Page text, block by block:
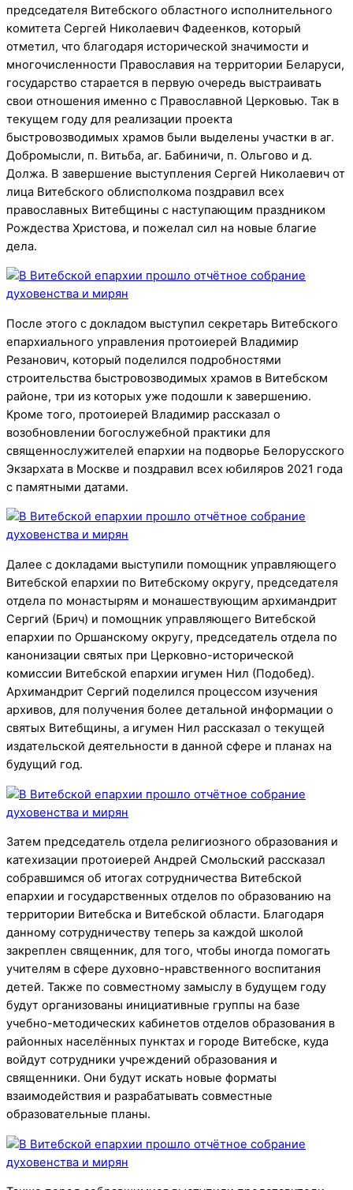
председателя Витебского областного исполнительного
комитета Сергей Николаевич Фадеенков, который
отметил, что благодаря исторической значимости и
многочисленности Православия на территории Беларуси,
государство старается в первую очередь выстраивать
свои отношения именно с Православной Церковью. Так в
текущем году для реализации проекта
быстровозводимых храмов были выделены участки в аг.
Добромысли, п. Витьба, аг. Бабиничи, п. Ольгово и д.
Должа. В завершение выступления Сергей Николаевич от
лица Витебского облисполкома поздравил всех
православных Витебщины с наступающим праздником
Рождества Христова, и пожелал сил на новые благие
дела.
После этого с докладом выступил секретарь Витебского
епархиального управления протоиерей Владимир
Резанович, который поделился подробностями
строительства быстровозводимых храмов в Витебском
районе, три из которых уже подошли к завершению.
Кроме того, протоиерей Владимир рассказал о
возобновлении богослужебной практики для
священнослужителей епархии на подворье Белорусского
Экзархата в Москве и поздравил всех юбиляров 2021 года
с памятными датами.
Далее с докладами выступили помощник управляющего
Витебской епархии по Витебскому округу, председателя
отдела по монастырям и монашествующим архимандрит
Сергий (Брич) и помощник управляющего Витебской
епархии по Оршанскому округу, председатель отдела по
канонизации святых при Церковно-исторической
комиссии Витебской епархии игумен Нил (Подобед).
Архимандрит Сергий поделился процессом изучения
архивов, для получения более детальной информации о
святых Витебщины, а игумен Нил рассказал о текущей
издательской деятельности в данной сфере и планах на
будущий год.
Затем председатель отдела религиозного образования и
катехизации протоиерей Андрей Смольский рассказал
собравшимся об итогах сотрудничества Витебской
епархии и государственных отделов по образованию на
территории Витебска и Витебской области. Благодаря
данному сотрудничеству теперь за каждой школой
закреплен священник, для того, чтобы иногда помогать
учителям в сфере духовно-нравственного воспитания
детей. Также по совместному замыслу в будущем году
будут организованы инициативные группы на базе
учебно-методических кабинетов отделов образования в
районных населённых пунктах и городе Витебске, куда
войдут сотрудники учреждений образования и
священники. Они будут искать новые форматы
взаимодействия и разрабатывать совместные
образовательные планы.